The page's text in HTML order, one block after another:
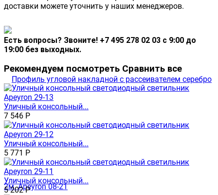
доставки можете уточнить у наших менеджеров.
Есть вопросы? Звоните! +7 495 278 02 03 с 9:00 до
19:00 без выходных.
Рекомендуем посмотреть Сравнить все
Уличный консольный...
7 546 Р
Уличный консольный...
5 771 Р
Уличный консольный...
5 202Р